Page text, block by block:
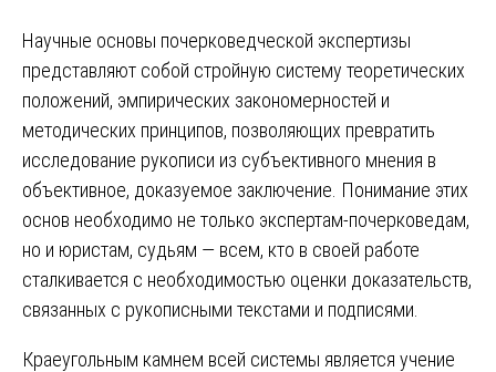
Научные основы почерковедческой экспертизы
представляют собой стройную систему теоретических
положений, эмпирических закономерностей и
методических принципов, позволяющих превратить
исследование рукописи из субъективного мнения в
объективное, доказуемое заключение. Понимание этих
основ необходимо не только экспертам-почерковедам,
но и юристам, судьям — всем, кто в своей работе
сталкивается с необходимостью оценки доказательств,
связанных с рукописными текстами и подписями.
Краеугольным камнем всей системы является учение